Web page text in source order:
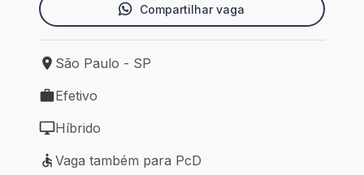
Compartilhar vaga
Local de trabalho: São Paulo - SP
São Paulo - SP
Tipo de vaga: Efetivo
Efetivo
Modelo de trabalho: Híbrido
Híbrido
Vaga também para PcD
Vaga também para PcD